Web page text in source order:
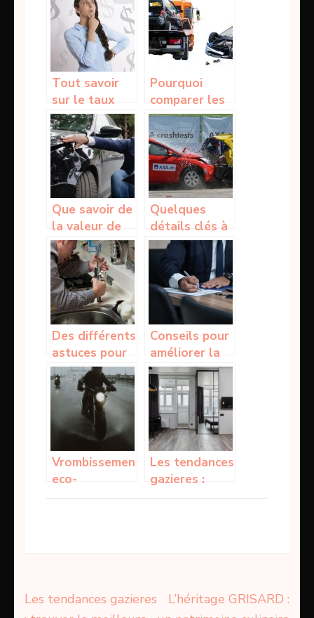
auto en ligne
?
carte bancaire
Tout savoir
sur le taux
horaire du
SMIC
Pourquoi
comparer les
assurances
auto lors du
choix ?
Que savoir de
la valeur de
remplacement
à dire d’expert
d’une
assurance ?
Quelques
détails clés à
retenir sur
une assurance
auto tout
risque
Des différents
astuces pour
déboucher les
canaux
Conseils pour
améliorer la
gestion
financière
d’une
entreprise
Vrombissement
eco-
responsable :
Les tendances
gazieres :
trouver la
Navigation
Les tendances gazieres
L’héritage GRISARD :